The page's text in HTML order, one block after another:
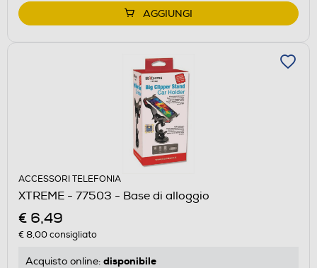
AGGIUNGI
ACCESSORI TELEFONIA
XTREME - 77503 - Base di alloggio
€ 6,49
€ 8,00consigliato
Acquisto online: disponibile